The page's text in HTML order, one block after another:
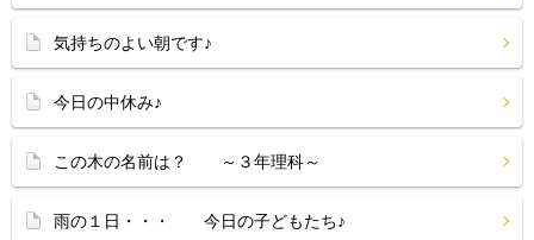
気持ちのよい朝です♪
今日の中休み♪
この木の名前は？ ～３年理科～
雨の１日・・・ 今日の子どもたち♪